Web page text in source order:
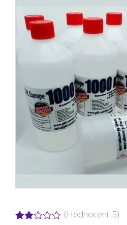
(Hodnocení: 5)